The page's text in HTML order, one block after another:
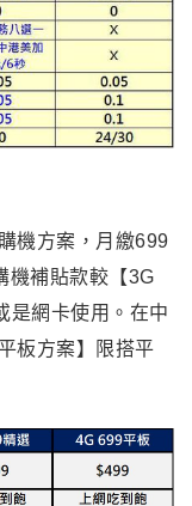
機方案，月繳699
機補貼款較【3G
是網卡使用。在中
板方案】限搭平